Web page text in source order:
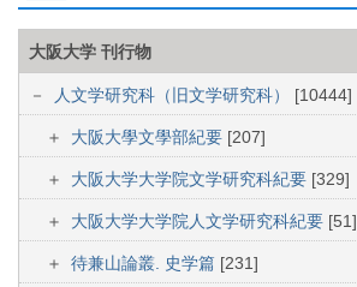
大阪大学 刊行物
人文学研究科（旧文学研究科） [10444]
大阪大學文學部紀要 [207]
大阪大学大学院文学研究科紀要 [329]
大阪大学大学院人文学研究科紀要 [51]
待兼山論叢. 史学篇 [231]